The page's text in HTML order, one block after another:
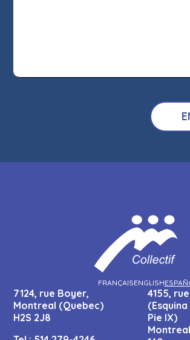
FRANÇAISENGLISH
7124, rue Boyer,
Montreal (Quebec)
H2S 2J8
4155,
Pie IX)